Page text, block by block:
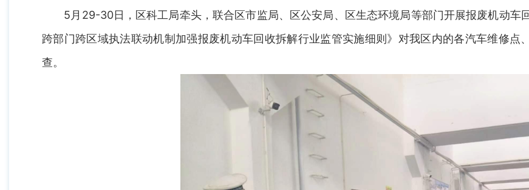
5月29-30日，区科工局牵头，联合区市监局、区公安局、区生态环境局等部门开展报废机动车
跨部门跨区域执法联动机制加强报废机动车回收拆解行业监管实施细则》对我区内的各汽车维修点
查。